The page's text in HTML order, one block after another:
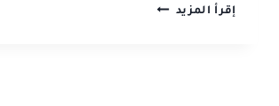
إقرأ المزيد بلاط